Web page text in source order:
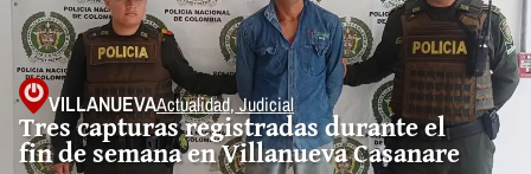
VILLANUEVAActualidad,Judicial
Tres capturas registradas durante el
fin de semana en Villanueva Casanare